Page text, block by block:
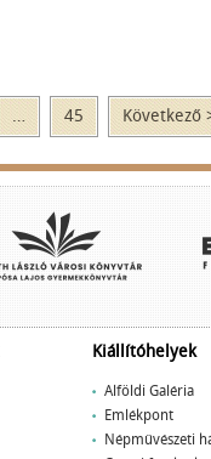
… 45 Következő
Kiállítóhelyek
Alföldi Galéria
Emlékpont
Népművészeti